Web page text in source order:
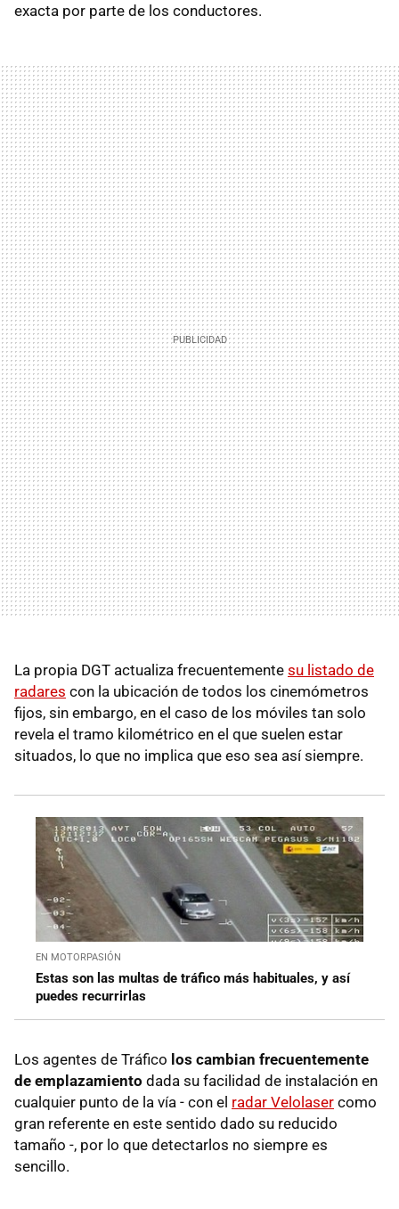
exacta por parte de los conductores.
La propia DGT actualiza frecuentemente su listado de
radares con la ubicación de todos los cinemómetros
fijos, sin embargo, en el caso de los móviles tan solo
revela el tramo kilométrico en el que suelen estar
situados, lo que no implica que eso sea así siempre.
EN MOTORPASIÓN
Estas son las multas de tráfico más habituales, y así
puedes recurrirlas
Los agentes de Tráfico los cambian frecuentemente
de emplazamiento dada su facilidad de instalación en
cualquier punto de la vía - con el radar Velolaser como
gran referente en este sentido dado su reducido
tamaño -, por lo que detectarlos no siempre es
sencillo.